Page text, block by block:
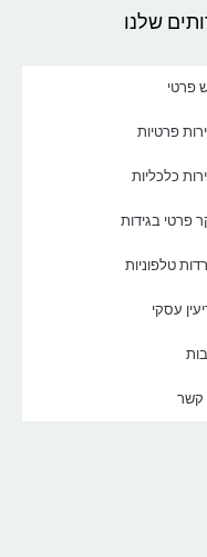
שלנו
פרטי
פרטיות
כלכליות
פרטי בגידות
טלפוניות
עסקי
קשר